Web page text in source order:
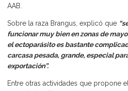
AAB.
Sobre la raza Brangus, explicó que
funcionar muy bien en zonas de
el ectoparásito es bastante
carcasa pesada, grande, especial
exportación”.
Entre otras actividades que propone